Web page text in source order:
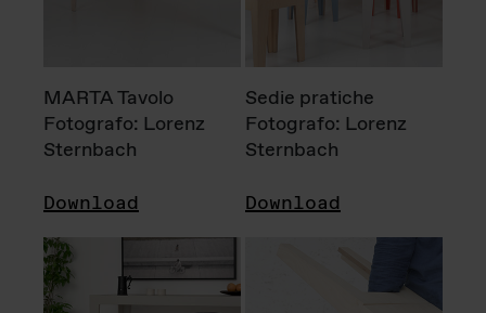
MARTA Tavolo
Fotografo: Lorenz
Sternbach
Download
Sedie pratiche
Fotografo: Lorenz
Sternbach
Download